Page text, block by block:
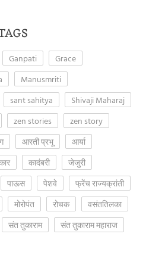
Ganpati
Grace
Manusmriti
sant sahitya
Shivaji Maharaj
zen stories
zen story
आरती प्रभू
आर्या
कादंबरी
जेजुरी
पाऊस पेशवे
फ्रेंच राज्यक्रांती
मोरोपंत रोचक
वसंततिलका
संत तुकाराम
संत तुकाराम महाराज